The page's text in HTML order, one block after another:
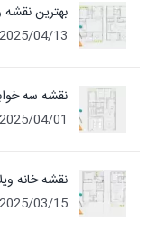
بهترین نقشه
2025/04/13
نقشه سه خوابه 220 متری | پلان 12×18
2025/04/01
نقشه خانه
2025/03/15